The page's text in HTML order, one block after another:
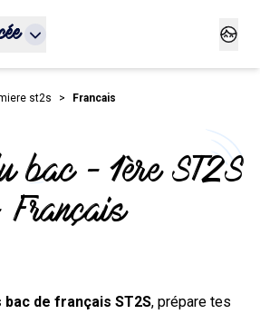
st2s Francais
bac - 1ère ST2S
Français
bac de français ST2S, prépare tes